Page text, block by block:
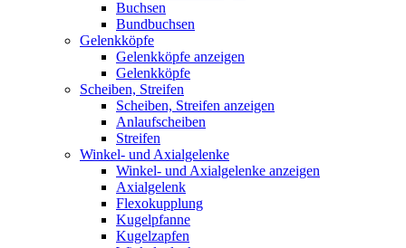
Buchsen
Bundbuchsen
Gelenkköpfe
Gelenkköpfe anzeigen
Gelenkköpfe
Scheiben, Streifen
Scheiben, Streifen anzeigen
Anlaufscheiben
Streifen
Winkel- und Axialgelenke
Winkel- und Axialgelenke anzeigen
Axialgelenk
Flexokupplung
Kugelpfanne
Kugelzapfen